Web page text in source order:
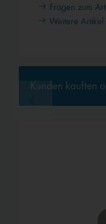
Fragen zum
Weitere
Kunden kauften